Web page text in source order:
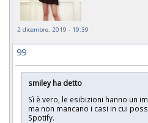
2 dicembre, 2019 - 19:39
99
smiley ha detto
Sì è vero, le esibizioni hanno un
ma non mancano i casi in cui
Spotify.